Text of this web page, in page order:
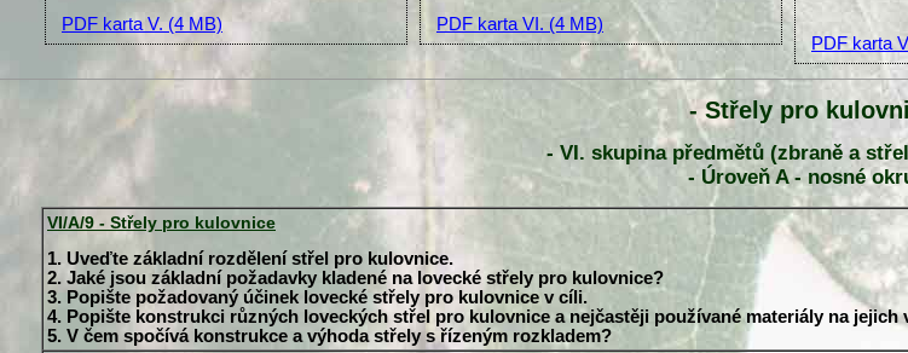
PDF karta V. (4 MB) PDF karta VI. (4 MB)
PDF karta
- Střely pro
- VI. skupina předmětů (zbraně a
- Úroveň A - nosné
VI/A/9 - Střely pro kulovnice
1. Uveďte základní rozdělení střel pro kulovnice.
2. Jaké jsou základní požadavky kladené na lovecké střely pro kulovnice?
3. Popište požadovaný účinek lovecké střely pro kulovnice v cíli.
4. Popište konstrukci různých loveckých střel pro kulovnice a nejčastěji používané materiály na jejich
5. V čem spočívá konstrukce a výhoda střely s řízeným rozkladem?